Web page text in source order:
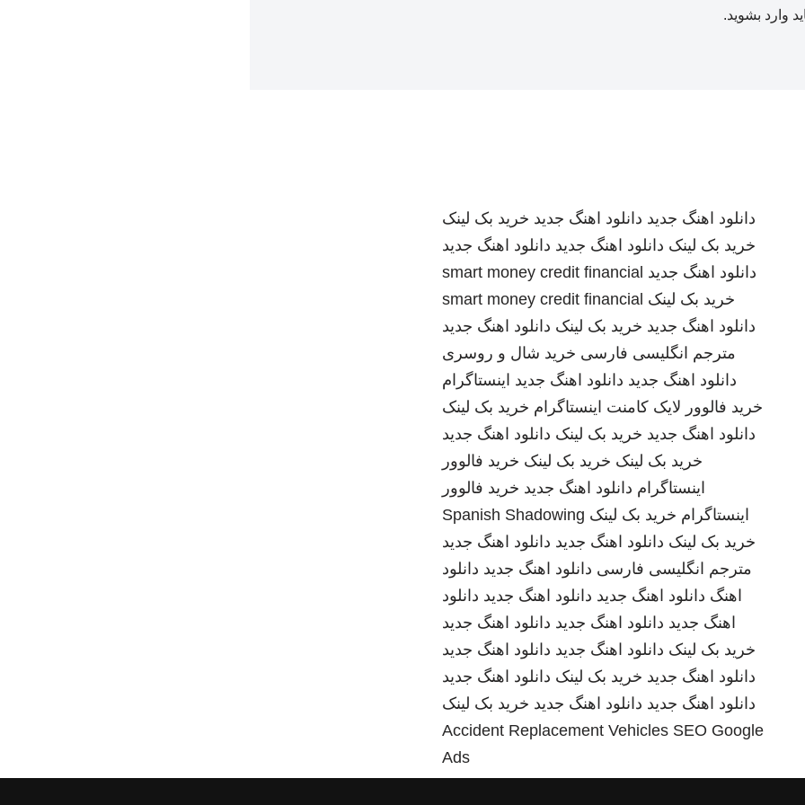
وارد بشوید.
دانلود اهنگ جدید دانلود اهنگ جدید خرید بک لینک
خرید بک لینک دانلود اهنگ جدید دانلود اهنگ جدید
دانلود اهنگ جدید smart money credit financial
خرید بک لینک smart money credit financial
دانلود اهنگ جدید خرید بک لینک دانلود اهنگ جدید
مترجم انگلیسی فارسی خرید شال و روسری
دانلود اهنگ جدید دانلود اهنگ جدید اینستاگرام
خرید فالوور لایک کامنت اینستاگرام خرید بک لینک
دانلود اهنگ جدید خرید بک لینک دانلود اهنگ جدید
خرید بک لینک خرید بک لینک خرید فالوور
اینستاگرام دانلود اهنگ جدید خرید فالوور
اینستاگرام خرید بک لینک Spanish Shadowing
خرید بک لینک دانلود اهنگ جدید دانلود اهنگ جدید
مترجم انگلیسی فارسی دانلود اهنگ جدید دانلود
اهنگ دانلود اهنگ جدید دانلود اهنگ جدید دانلود
اهنگ جدید دانلود اهنگ جدید دانلود اهنگ جدید
خرید بک لینک دانلود اهنگ جدید دانلود اهنگ جدید
دانلود اهنگ جدید خرید بک لینک دانلود اهنگ جدید
دانلود اهنگ جدید دانلود اهنگ جدید خرید بک لینک
Accident Replacement Vehicles SEO Google
Ads